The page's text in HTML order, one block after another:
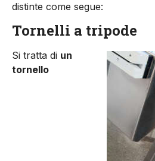
distinte come segue:
Tornelli a tripode
Si tratta di un
tornello